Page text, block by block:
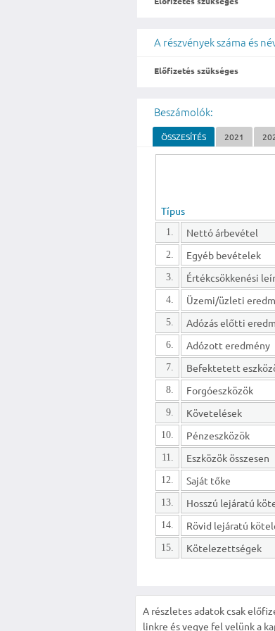
A részvények száma és
Előfizetés szükséges
Beszámolók:
ÖSSZESÍTÉS 2021
Típus
1. Nettó árbevétel
2. Egyéb bevételek
3. Értékcsökkenési
4. Üzemi/üzleti
5. Adózás előtti
6. Adózott eredmény
7. Befektetett
8. Forgóeszközök
9. Követelések
10. Pénzeszközök
11. Eszközök összesen
12. Saját tőke
13.
14. Rövid lejáratú
15. Kötelezettségek
A részletes adatok csak
linkre és vegye fel velünk a